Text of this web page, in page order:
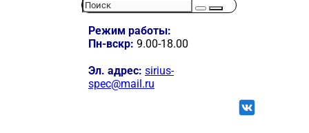
Режим работы:
Пн-вскр: 9.00-18.00
Эл. адрес: sirius-
spec@mail.ru